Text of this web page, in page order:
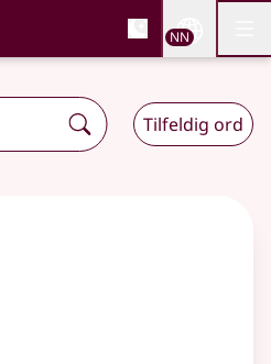
og
NN
Tilfeldig ord